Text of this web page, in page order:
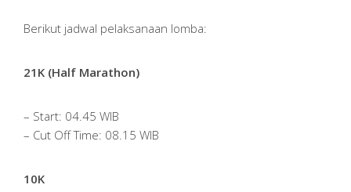
Berikut jadwal pelaksanaan lomba:
21K (Half Marathon)
– Start: 04.45 WIB
– Cut Off Time: 08.15 WIB
10K